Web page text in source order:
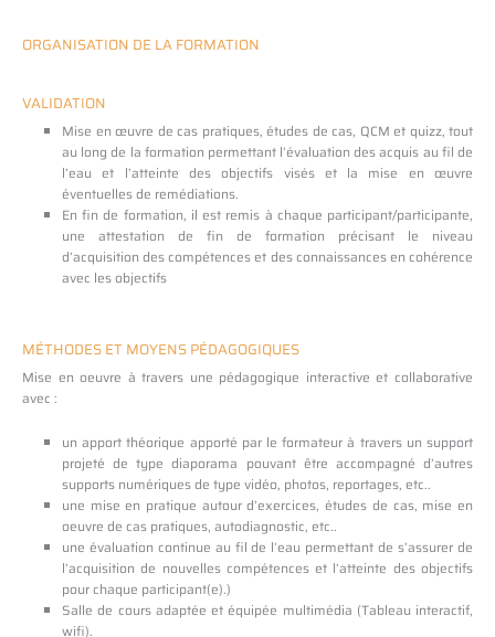
ORGANISATION DE LA FORMATION
VALIDATION
Mise en œuvre de cas pratiques, études de cas, QCM et quizz, tout
au long de la formation permettant l’évaluation des acquis au fil de
l’eau et l’atteinte des objectifs visés et la mise en œuvre
éventuelles de remédiations.
En fin de formation, il est remis à chaque participant/participante,
une attestation de fin de formation précisant le niveau
d’acquisition des compétences et des connaissances en cohérence
avec les objectifs
MÉTHODES ET MOYENS PÉDAGOGIQUES
Mise en oeuvre à travers une pédagogique interactive et collaborative
avec :
un apport théorique apporté par le formateur à travers un support
projeté de type diaporama pouvant être accompagné d’autres
supports numériques de type vidéo, photos, reportages, etc..
une mise en pratique autour d’exercices, études de cas, mise en
oeuvre de cas pratiques, autodiagnostic, etc..
une évaluation continue au fil de l’eau permettant de s’assurer de
l’acquisition de nouvelles compétences et l’atteinte des objectifs
pour chaque participant(e).)
Salle de cours adaptée et équipée multimédia (Tableau interactif,
wifi).